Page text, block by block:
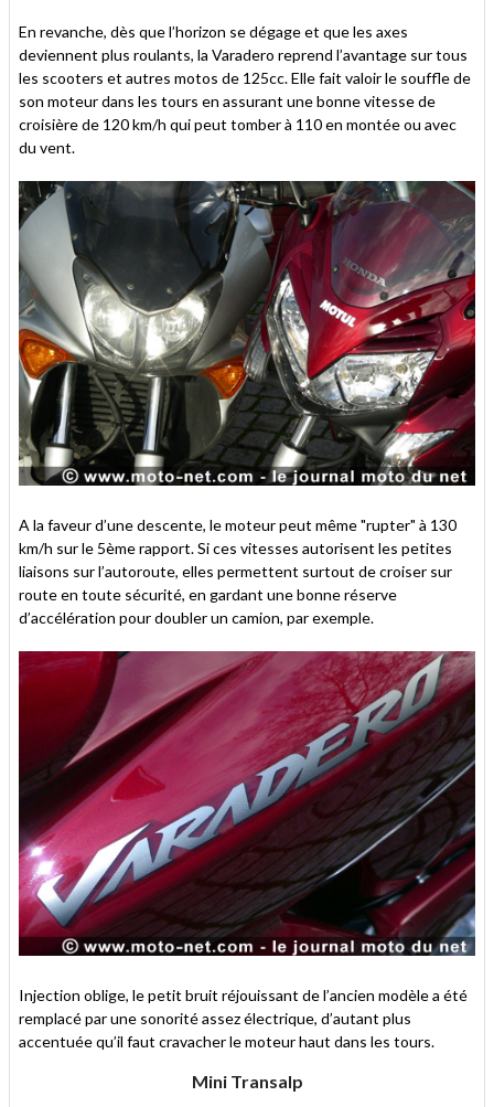
En revanche, dès que l’horizon se dégage et que les axes
deviennent plus roulants, la Varadero reprend l’avantage sur tous
les scooters et autres motos de 125cc. Elle fait valoir le souffle de
son moteur dans les tours en assurant une bonne vitesse de
croisière de 120 km/h qui peut tomber à 110 en montée ou avec
du vent.
A la faveur d’une descente, le moteur peut même "rupter" à 130
km/h sur le 5ème rapport. Si ces vitesses autorisent les petites
liaisons sur l’autoroute, elles permettent surtout de croiser sur
route en toute sécurité, en gardant une bonne réserve
d’accélération pour doubler un camion, par exemple.
Injection oblige, le petit bruit réjouissant de l’ancien modèle a été
remplacé par une sonorité assez électrique, d’autant plus
accentuée qu’il faut cravacher le moteur haut dans les tours.
Mini Transalp